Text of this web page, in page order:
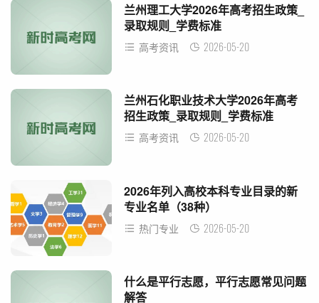
兰州理工大学2026年高考招生政策_
录取规则_学费标准
高考资讯 2026-05-20
兰州石化职业技术大学2026年高考
招生政策_录取规则_学费标准
高考资讯 2026-05-20
2026年列入高校本科专业目录的新
专业名单（38种）
热门专业 2026-05-20
什么是平行志愿，平行志愿常见问题
解答